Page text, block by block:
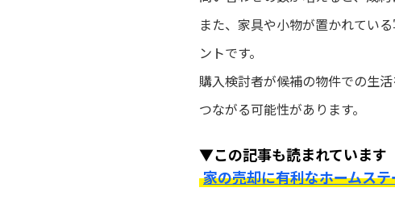
また、家具や小物が置かれてい
ントです。
購入検討者が候補の物件での生
つながる可能性があります。
▼この記事も読まれています
家の売却に有利なホームス